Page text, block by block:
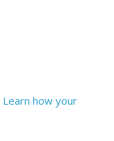
Learn how your